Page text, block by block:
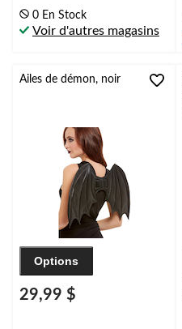
0 En Stock
Voir d'autres magasins
Ailes de démon, noir
Options
29,99 $